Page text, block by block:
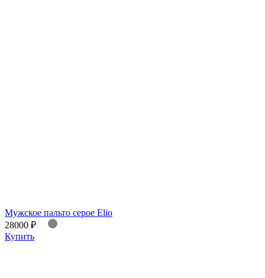
Мужское пальто серое Elio
28000 ₽
Купить